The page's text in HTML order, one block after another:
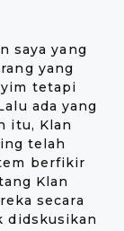
saya yang
yang
tetapi
ada yang
itu, Klan
telah
berfikir
Klan
secara
didskusikan